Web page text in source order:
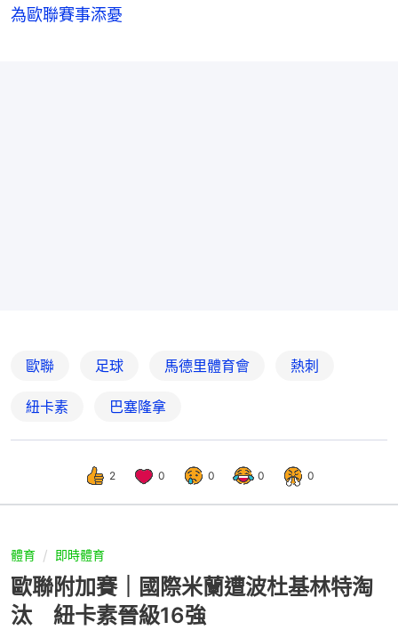
為歐聯賽事添憂
歐聯 足球 馬德里體育會 熱刺
紐卡素 巴塞隆拿
2 0 0 0 0
體育 即時體育
歐聯附加賽｜國際米蘭遭波杜基林特淘
汰 紐卡素晉級16強